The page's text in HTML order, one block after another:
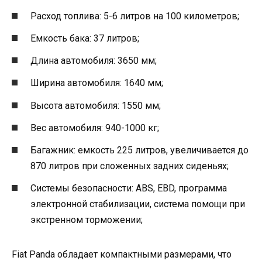
Расход топлива: 5-6 литров на 100 километров;
Емкость бака: 37 литров;
Длина автомобиля: 3650 мм;
Ширина автомобиля: 1640 мм;
Высота автомобиля: 1550 мм;
Вес автомобиля: 940-1000 кг;
Багажник: емкость 225 литров, увеличивается до
870 литров при сложенных задних сиденьях;
Системы безопасности: ABS, EBD, программа
электронной стабилизации, система помощи при
экстренном торможении;
Fiat Panda обладает компактными размерами, что